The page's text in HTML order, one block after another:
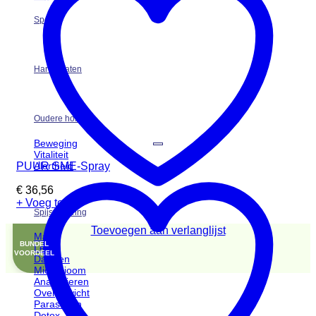
Sport
Hart & Vaten
Oudere hond
Beweging
Vitaliteit
Alertheid
Spijsvertering
Maag
Lever
Darmen
Microbioom
Anaalklieren
Overgewicht
Parasieten
Toevoegen aan verlanglijst
PUUR SME-Spray
€ 36,56
+ Voeg toe
BUNDEL
VOORDEEL